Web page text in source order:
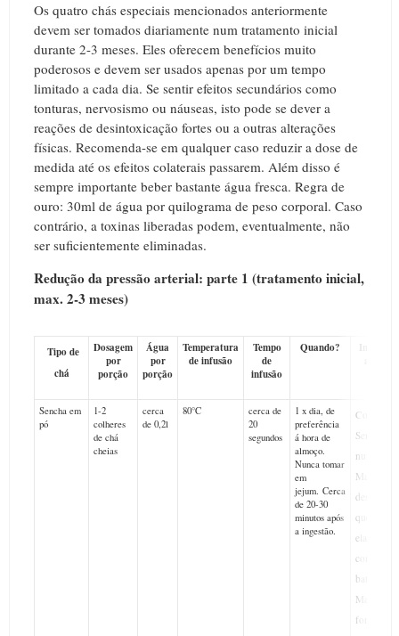
Os quatro chás especiais mencionados anteriormente
devem ser tomados diariamente num tratamento inicial
durante 2-3 meses. Eles oferecem benefícios muito
poderosos e devem ser usados ​​apenas por um tempo
limitado a cada dia. Se sentir efeitos secundários como
tonturas, nervosismo ou náuseas, isto pode se dever a
reações de desintoxicação fortes ou a outras alterações
físicas. Recomenda-se em qualquer caso reduzir a dose de
medida até os efeitos colaterais passarem. Além disso é
sempre importante beber bastante água fresca. Regra de
ouro: 30ml de água por quilograma de peso corporal. Caso
contrário, a toxinas liberadas podem, eventualmente, não
ser suficientemente eliminadas.
Redução da pressão arterial: parte 1 (tratamento inicial,
max. 2-3 meses)
Tipo de
chá
Dosagem
por
porção
Água
por
porção
Temperatura
de infusão
Tempo
de
infusão
Quando?
Sencha em
pó
1-2
colheres
de chá
cheias
cerca
de 0,2l
80°C
cerca de
20
segundos
1 x dia, de
preferência
á hora de
almoço.
Nunca tomar
em
jejum. Cerca
de 20-30
minutos após
a ingestão.
Coloque
Sencha
numa
Matcha,
despeje
quente
ela,
com um
batedor
Matcha
forma W